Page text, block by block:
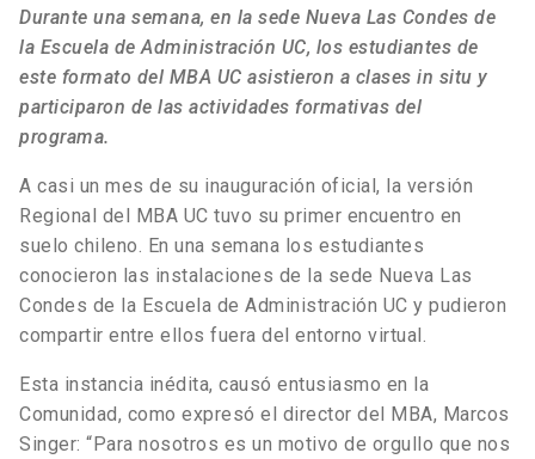
Durante una semana, en la sede Nueva Las Condes de
la Escuela de Administración UC, los estudiantes de
este formato del MBA UC asistieron a clases in situ y
participaron de las actividades formativas del
programa.
A casi un mes de su inauguración oficial, la versión
Regional del MBA UC tuvo su primer encuentro en
suelo chileno. En una semana los estudiantes
conocieron las instalaciones de la sede Nueva Las
Condes de la Escuela de Administración UC y pudieron
compartir entre ellos fuera del entorno virtual.
Esta instancia inédita, causó entusiasmo en la
Comunidad, como expresó el director del MBA, Marcos
Singer: “Para nosotros es un motivo de orgullo que nos